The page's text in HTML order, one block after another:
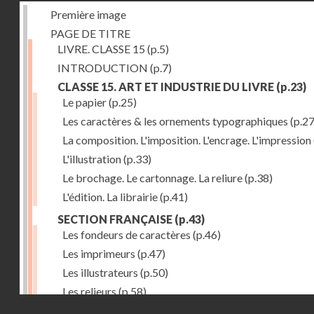
Première image
PAGE DE TITRE
LIVRE. CLASSE 15 (p.5)
INTRODUCTION (p.7)
CLASSE 15. ART ET INDUSTRIE DU LIVRE (p.23)
Le papier(p.25)
Les caractères & les ornements typographiques
La composition. L'imposition. L'encrage. L'impression
L'illustration(p.33)
Le brochage. Le cartonnage. La reliure(p.38)
L'édition. La librairie(p.41)
SECTION FRANÇAISE (p.43)
Les fondeurs de caractères (p.46)
Les imprimeurs (p.47)
Les illustrateurs (p.50)
Les relieurs (p.58)